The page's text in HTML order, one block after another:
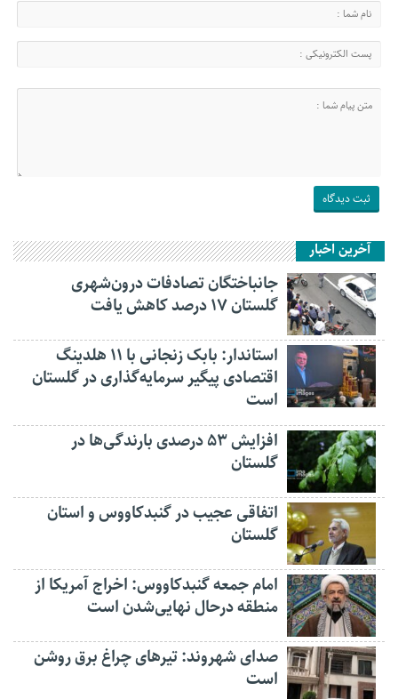
آخرین اخبار
جانباختگان تصادفات درون‌شهری
گلستان ۱۷ درصد کاهش یافت
استاندار: بابک زنجانی با ۱۱ هلدینگ
اقتصادی پیگیر سرمایه‌گذاری در گلستان
است
افزایش ۵۳ درصدی بارندگی‌ها در
گلستان
اتفاقی عجیب در‌ گنبدکاووس و استان
گلستان
امام جمعه گنبدکاووس: اخراج آمریکا از
منطقه درحال نهایی‌شدن است
صدای شهروند: تیرهای چراغ برق روشن
است